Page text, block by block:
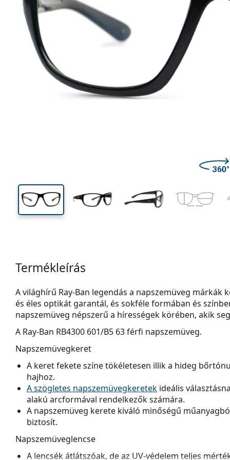
Szélesség
43 mm
Lencsemagasság
63 mm
Lencseszélesség
Termékleírás
A világhírű Ray-Ban legendás a napszemüveg
és éles optikát garantál, és sokféle formában és
napszemüveg népszerű a hírességek körében, akik
A Ray-Ban RB4300 601/B5 63férfi napszemüveg.
Napszemüvegkeret
A keret fekete színe tökéletesen illik a hideg
hajhoz.
A szögletes napszemüvegkeretek ideális
alakú arcformával rendelkezők számára.
A napszemüveg kerete kiváló minőségű
biztosít.
Napszemüveglencse
A lencsék átlátszóak, de az UV-védelem teljes